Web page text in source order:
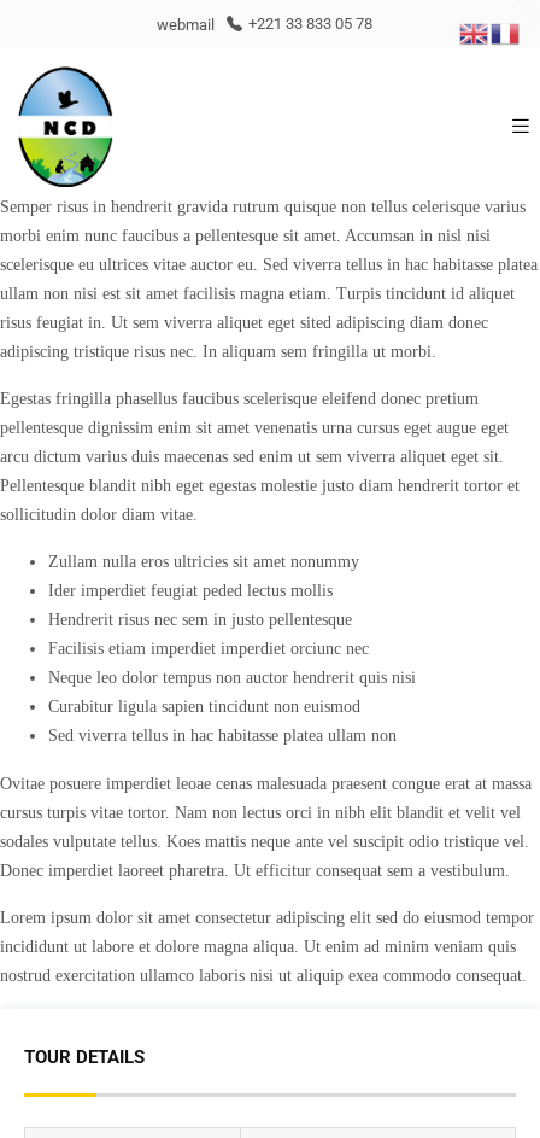
webmail +221 33 833 05 78
Semper risus in hendrerit gravida rutrum quisque non tellus celerisque varius
morbi enim nunc faucibus a pellentesque sit amet. Accumsan in nisl nisi
scelerisque eu ultrices vitae auctor eu. Sed viverra tellus in hac habitasse platea
ullam non nisi est sit amet facilisis magna etiam. Turpis tincidunt id aliquet
risus feugiat in. Ut sem viverra aliquet eget sited adipiscing diam donec
adipiscing tristique risus nec. In aliquam sem fringilla ut morbi.
Egestas fringilla phasellus faucibus scelerisque eleifend donec pretium
pellentesque dignissim enim sit amet venenatis urna cursus eget augue eget
arcu dictum varius duis maecenas sed enim ut sem viverra aliquet eget sit.
Pellentesque blandit nibh eget egestas molestie justo diam hendrerit tortor et
sollicitudin dolor diam vitae.
Zullam nulla eros ultricies sit amet nonummy
Ider imperdiet feugiat peded lectus mollis
Hendrerit risus nec sem in justo pellentesque
Facilisis etiam imperdiet imperdiet orciunc nec
Neque leo dolor tempus non auctor hendrerit quis nisi
Curabitur ligula sapien tincidunt non euismod
Sed viverra tellus in hac habitasse platea ullam non
Ovitae posuere imperdiet leoae cenas malesuada praesent congue erat at massa
cursus turpis vitae tortor. Nam non lectus orci in nibh elit blandit et velit vel
sodales vulputate tellus. Koes mattis neque ante vel suscipit odio tristique vel.
Donec imperdiet laoreet pharetra. Ut efficitur consequat sem a vestibulum.
Lorem ipsum dolor sit amet consectetur adipiscing elit sed do eiusmod tempor
incididunt ut labore et dolore magna aliqua. Ut enim ad minim veniam quis
nostrud exercitation ullamco laboris nisi ut aliquip exea commodo consequat.
TOUR DETAILS